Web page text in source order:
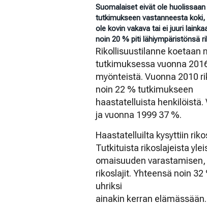
Suomalaiset eivät ole
tutkimukseen vastanneesta
ole kovin vakava tai ei juuri
noin 20 % piti lähiympäristönsä
Rikollisuustilanne koetaan
tutkimuksessa vuonna
myönteistä. Vuonna 2010
noin 22 % tutkimukseen
haastatelluista henkilöistä.
ja vuonna 1999 37 %.
Haastatelluilta kysyttiin
Tutkituista rikoslajeista
omaisuuden
rikoslajit. Yhteensä noin
uhriksi
ainakin kerran